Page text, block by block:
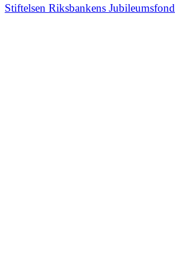
Stiftelsen Riksbankens Jubileumsfond